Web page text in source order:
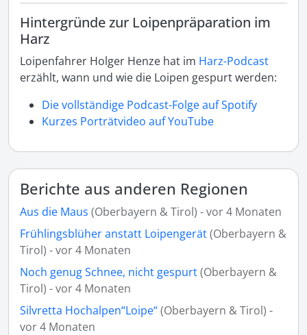
Hintergründe zur Loipenpräparation im
Harz
Loipenfahrer Holger Henze hat im Harz-Podcast
erzählt, wann und wie die Loipen gespurt werden:
Die vollständige Podcast-Folge auf Spotify
Kurzes Porträtvideo auf YouTube
Berichte aus anderen Regionen
Aus die Maus (Oberbayern & Tirol) - vor 4 Monaten
Frühlingsblüher anstatt Loipengerät(Oberbayern &
Tirol) - vor 4 Monaten
Noch genug Schnee, nicht gespurt(Oberbayern &
Tirol) - vor 4 Monaten
Silvretta Hochalpen“Loipe“(Oberbayern & Tirol) -
vor 4 Monaten